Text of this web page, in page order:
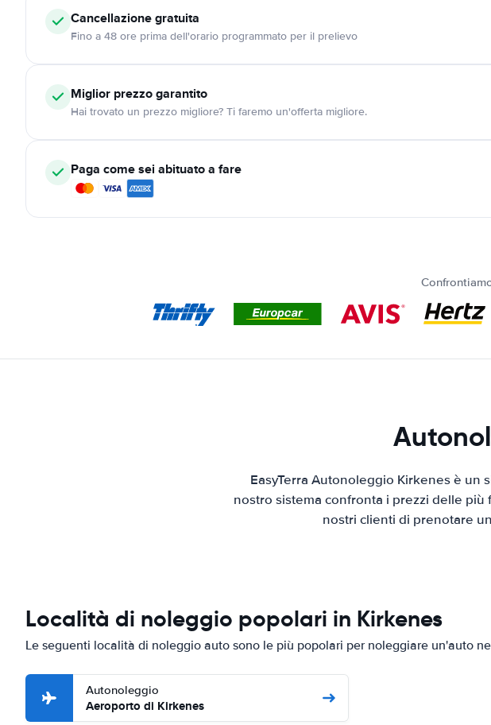
Cancellazionegratuita
Fino a 48 ore prima dell'orario programmato per il prelievo
Miglior prezzo garantito
Hai trovato un prezzo migliore? Ti faremo un'offerta migliore.
Paga come sei abituato a fare
EasyTerra Autonoleggio Kirkenes è
nostro sistema confronta i prezzi delle
nostri clienti di prenotare
Località di noleggio popolari in Kirkenes
Le seguenti località di noleggio auto sono le più popolari per noleggiare un'auto
Autonoleggio
Aeroporto di Kirkenes